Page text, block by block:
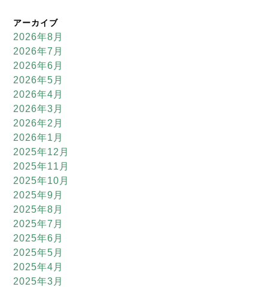
アーカイブ
2026年8月
2026年7月
2026年6月
2026年5月
2026年4月
2026年3月
2026年2月
2026年1月
2025年12月
2025年11月
2025年10月
2025年9月
2025年8月
2025年7月
2025年6月
2025年5月
2025年4月
2025年3月